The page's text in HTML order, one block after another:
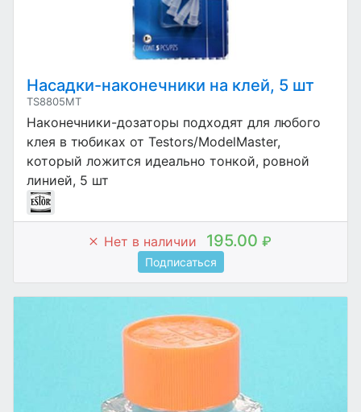
Насадки-наконечники на клей, 5 шт
TS8805MT
Наконечники-дозаторы подходят для любого
клея в тюбиках от Testors/ModelMaster,
который ложится идеально тонкой, ровной
линией, 5 шт
Нет в наличии 195.00 ₽
Подписаться